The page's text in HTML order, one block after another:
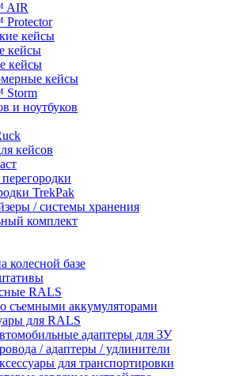
AIR
кейсы
кейсы
кейсы
кейсы
Storm
и ноутбуков
кейсов
TrekPak
/ системы хранения
комплект
колесной базе
RALS
съемными аккумуляторами
для RALS
адаптеры для ЗУ
/ адаптеры / удлинители
для транспортировки